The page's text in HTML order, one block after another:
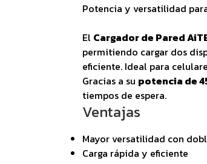
Potencia y versatilidad
El Cargador de Pared
permitiendo cargar dos
eficiente. Ideal para
Gracias a su potencia de
tiempos de espera.
Ventajas
Mayor versatilidad con
Carga rápida y eficiente